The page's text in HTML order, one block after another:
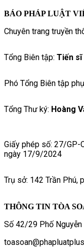
BÁO PHÁP LUẬT
Chuyên trang truyền
Tổng Biên tập: Tiến sĩ
Phó Tổng Biên tập
Tổng Thư ký: Hoàng
Giấy phép số: 27/GP-
ngày 17/9/2024
Trụ sở: 142 Trần Phú,
THÔNG TIN TÒA
Số 42/29 Phố Nguyễn